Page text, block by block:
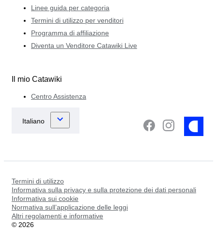
Linee guida per categoria
Termini di utilizzo per venditori
Programma di affiliazione
Diventa un Venditore Catawiki Live
Il mio Catawiki
Centro Assistenza
Termini di utilizzo
Informativa sulla privacy e sulla protezione dei dati personali
Informativa sui cookie
Normativa sull’applicazione delle leggi
Altri regolamenti e informative
© 2026